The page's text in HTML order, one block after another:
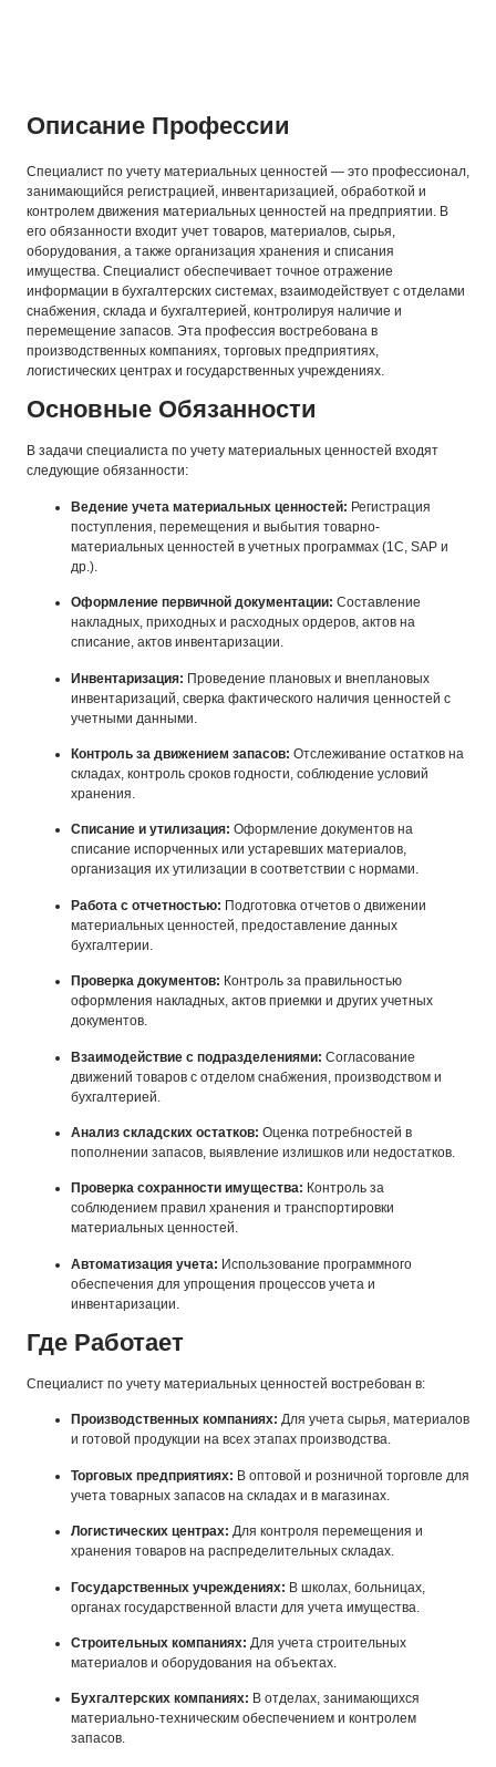
Описание Профессии
Специалист по учету материальных ценностей — это профессионал,
занимающийся регистрацией, инвентаризацией, обработкой и
контролем движения материальных ценностей на предприятии. В
его обязанности входит учет товаров, материалов, сырья,
оборудования, а также организация хранения и списания
имущества. Специалист обеспечивает точное отражение
информации в бухгалтерских системах, взаимодействует с отделами
снабжения, склада и бухгалтерией, контролируя наличие и
перемещение запасов. Эта профессия востребована в
производственных компаниях, торговых предприятиях,
логистических центрах и государственных учреждениях.
Основные Обязанности
В задачи специалиста по учету материальных ценностей входят
следующие обязанности:
Ведение учета материальных ценностей: Регистрация
поступления, перемещения и выбытия товарно-
материальных ценностей в учетных программах (1С, SAP и
др.).
Оформление первичной документации: Составление
накладных, приходных и расходных ордеров, актов на
списание, актов инвентаризации.
Инвентаризация: Проведение плановых и внеплановых
инвентаризаций, сверка фактического наличия ценностей с
учетными данными.
Контроль за движением запасов: Отслеживание остатков на
складах, контроль сроков годности, соблюдение условий
хранения.
Списание и утилизация: Оформление документов на
списание испорченных или устаревших материалов,
организация их утилизации в соответствии с нормами.
Работа с отчетностью: Подготовка отчетов о движении
материальных ценностей, предоставление данных
бухгалтерии.
Проверка документов: Контроль за правильностью
оформления накладных, актов приемки и других учетных
документов.
Взаимодействие с подразделениями: Согласование
движений товаров с отделом снабжения, производством и
бухгалтерией.
Анализ складских остатков: Оценка потребностей в
пополнении запасов, выявление излишков или недостатков.
Проверка сохранности имущества: Контроль за
соблюдением правил хранения и транспортировки
материальных ценностей.
Автоматизация учета: Использование программного
обеспечения для упрощения процессов учета и
инвентаризации.
Где Работает
Специалист по учету материальных ценностей востребован в:
Производственных компаниях: Для учета сырья, материалов
и готовой продукции на всех этапах производства.
Торговых предприятиях: В оптовой и розничной торговле для
учета товарных запасов на складах и в магазинах.
Логистических центрах: Для контроля перемещения и
хранения товаров на распределительных складах.
Государственных учреждениях: В школах, больницах,
органах государственной власти для учета имущества.
Строительных компаниях: Для учета строительных
материалов и оборудования на объектах.
Бухгалтерских компаниях: В отделах, занимающихся
материально-техническим обеспечением и контролем
запасов.